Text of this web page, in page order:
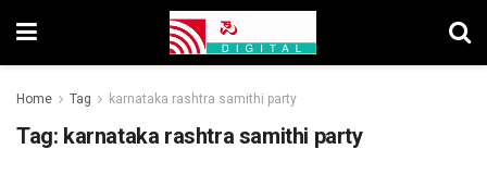
Home Tag karnataka rashtra samithi party
Tag: karnataka rashtra samithi party